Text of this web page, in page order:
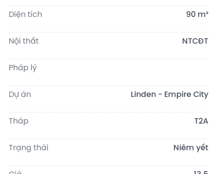
Diện tích 90 m²
Nội thất NTCĐT
Pháp lý
Dự án Linden - Empire City
Tháp T2A
Trạng thái Niêm yết